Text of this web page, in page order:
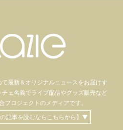
て最新＆オリジナルニュースをお届けす
チェ名義でライブ配信やグッズ販売など
プロジェクトのメディアです。
記事を読むならこちらから】▼